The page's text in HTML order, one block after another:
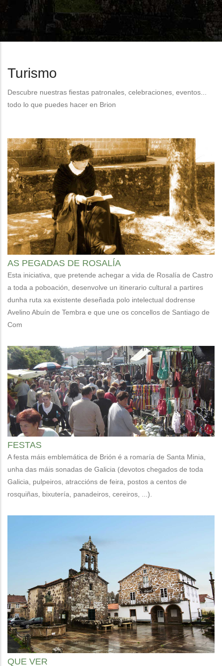
Turismo
Descubre nuestras fiestas patronales, celebraciones, eventos...
todo lo que puedes hacer en Brion
AS PEGADAS DE ROSALÍA
Esta iniciativa, que pretende achegar a vida de Rosalía de Castro
a toda a poboación, desenvolve un itinerario cultural a partires
dunha ruta xa existente deseñada polo intelectual dodrense
Avelino Abuín de Tembra e que une os concellos de Santiago de
Com
FESTAS
A festa máis emblemática de Brión é a romaría de Santa Minia,
unha das máis sonadas de Galicia (devotos chegados de toda
Galicia, pulpeiros, atraccións de feira, postos a centos de
rosquiñas, bixutería, panadeiros, cereiros, ...).
QUE VER